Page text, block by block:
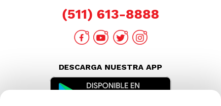
(511) 613-8888
DESCARGA NUESTRA APP